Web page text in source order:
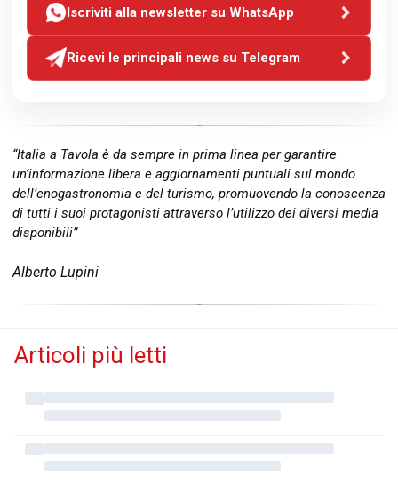
Iscriviti alla newsletter su WhatsApp
Ricevi le principali news su Telegram
“Italia a Tavola è da sempre in prima linea per garantire
un’informazione libera e aggiornamenti puntuali sul mondo
dell’enogastronomia e del turismo, promuovendo la conoscenza
di tutti i suoi protagonisti attraverso l’utilizzo dei diversi media
disponibili”
Alberto Lupini
Articoli più letti